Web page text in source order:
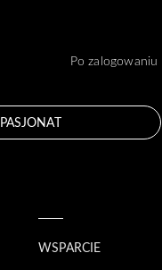
Po
PASJONAT
WSPARCIE